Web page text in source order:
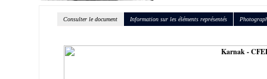
Consulter le document Information sur les éléments représentés